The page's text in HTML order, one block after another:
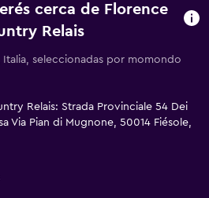
cerca de Florence
Relais
Italia, seleccionadas por momondo
Relais: Strada Provinciale 54 Dei
Via Pian di Mugnone, 50014 Fiésole,